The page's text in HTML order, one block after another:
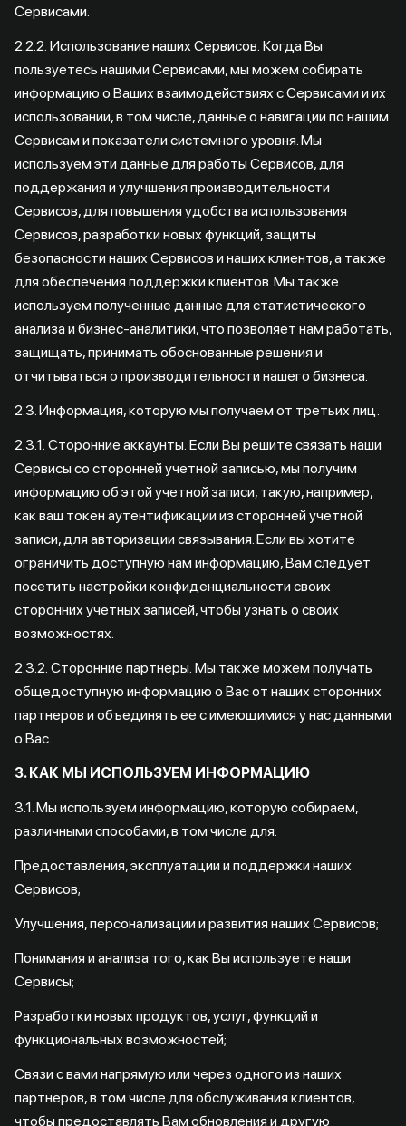
Сервисами.
2.2.2. Использование наших Сервисов. Когда Вы
пользуетесь нашими Сервисами, мы можем собирать
информацию о Ваших взаимодействиях с Сервисами и их
использовании, в том числе, данные о навигации по нашим
Сервисам и показатели системного уровня. Мы
используем эти данные для работы Сервисов, для
поддержания и улучшения производительности
Сервисов, для повышения удобства использования
Сервисов, разработки новых функций, защиты
безопасности наших Сервисов и наших клиентов, а также
для обеспечения поддержки клиентов. Мы также
используем полученные данные для статистического
анализа и бизнес-аналитики, что позволяет нам работать,
защищать, принимать обоснованные решения и
отчитываться о производительности нашего бизнеса.
2.3. Информация, которую мы получаем от третьих лиц.
2.3.1. Сторонние аккаунты. Если Вы решите связать наши
Сервисы со сторонней учетной записью, мы получим
информацию об этой учетной записи, такую, например,
как ваш токен аутентификации из сторонней учетной
записи, для авторизации связывания. Если вы хотите
ограничить доступную нам информацию, Вам следует
посетить настройки конфиденциальности своих
сторонних учетных записей, чтобы узнать о своих
возможностях.
2.3.2. Сторонние партнеры. Мы также можем получать
общедоступную информацию о Вас от наших сторонних
партнеров и объединять ее с имеющимися у нас данными
о Вас.
3. КАК МЫ ИСПОЛЬЗУЕМ ИНФОРМАЦИЮ
3.1. Мы используем информацию, которую собираем,
различными способами, в том числе для:
Предоставления, эксплуатации и поддержки наших
Сервисов;
Улучшения, персонализации и развития наших Сервисов;
Понимания и анализа того, как Вы используете наши
Сервисы;
Разработки новых продуктов, услуг, функций и
функциональных возможностей;
Связи с вами напрямую или через одного из наших
партнеров, в том числе для обслуживания клиентов,
чтобы предоставлять Вам обновления и другую